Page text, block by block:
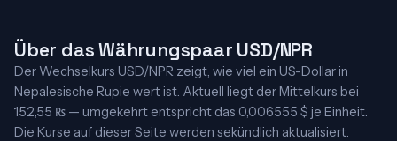
Über das Währungspaar USD/NPR
Der Wechselkurs USD/NPR zeigt, wie viel ein US-Dollar in
Nepalesische Rupie wert ist. Aktuell liegt der Mittelkurs bei
152,55 ₨ — umgekehrt entspricht das 0,006555 $ je Einheit.
Die Kurse auf dieser Seite werden sekündlich aktualisiert.